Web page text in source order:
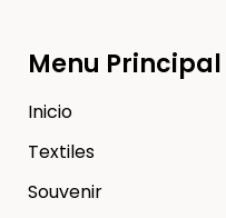
Menu Principal
Inicio
Textiles
Souvenir